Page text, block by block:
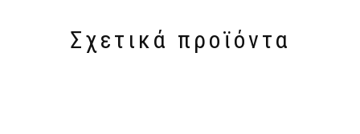
Σχετικά προϊόντα